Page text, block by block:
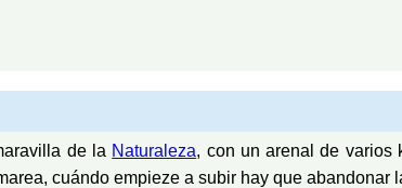
de la Naturaleza, con un arenal de varios
cuándo empieze a subir hay que abandonar